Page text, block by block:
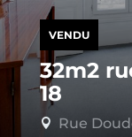
VENDU
32m2
18
 Rue